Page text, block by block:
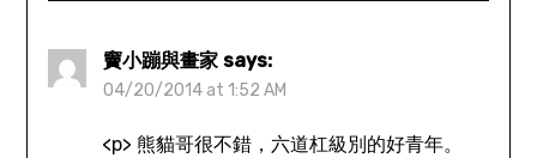
竇小蹦與畫家 says:
04/20/2014 at 1:52 AM
<p> 熊貓哥很不錯，六道杠級別的好青年。